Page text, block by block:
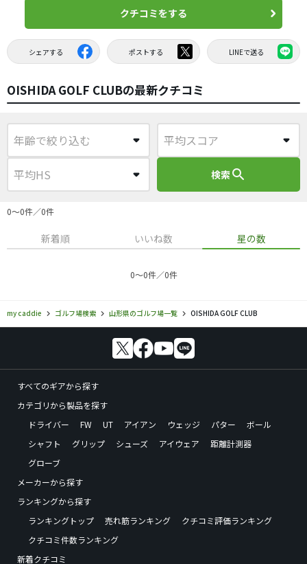
クチコミをする
シェアする ポストする LINEで送る
OISHIDA GOLF CLUBの最新クチコミ
検索search
0〜0件／0件
新着順 いいね数 星の数
0〜0件／0件
my caddie ゴルフ場検索 山形県のゴルフ場一覧 OISHIDA GOLF CLUB
すべてのギアから探す
カテゴリから製品を探す
ドライバー
FW UT アイアン ウェッジ パター
ボール
シャフト
グリップ シューズ アイウェア
距離計測器
グローブ
メーカーから探す
ランキングから探す
ランキングトップ
売れ筋ランキング
クチコミ評価ランキング
クチコミ件数ランキング
新着クチコミ